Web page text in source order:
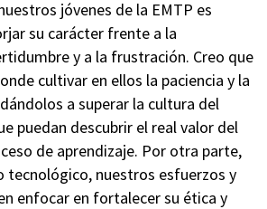
jóvenes de la EMTP es
su carácter frente a la
y a la frustración. Creo que
cultivar en ellos la paciencia y la
a superar la cultura del
puedan descubrir el real valor del
de aprendizaje. Por otra parte,
tecnológico, nuestros esfuerzos y
enfocar en fortalecer su ética y